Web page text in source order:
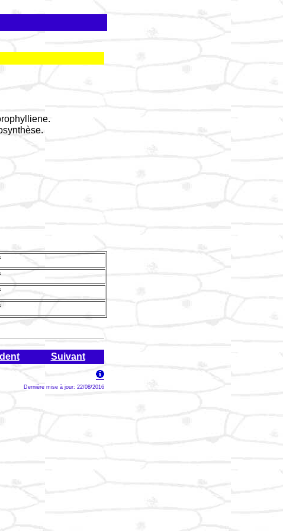
Suivant
Dernière mise à jour: 22/08/2016